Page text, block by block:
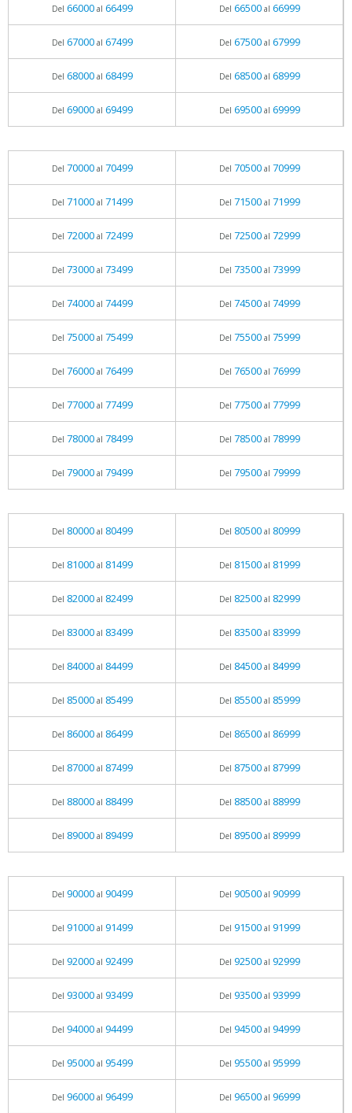
Del 66000al 66499 Del 66500al 66999
Del 67000al 67499 Del 67500al 67999
Del 68000al 68499 Del 68500al 68999
Del 69000al 69499 Del 69500al 69999
Del 70000al 70499 Del 70500al 70999
Del 71000al 71499 Del 71500al 71999
Del 72000al 72499 Del 72500al 72999
Del 73000al 73499 Del 73500al 73999
Del 74000al 74499 Del 74500al 74999
Del 75000al 75499 Del 75500al 75999
Del 76000al 76499 Del 76500al 76999
Del 77000al 77499 Del 77500al 77999
Del 78000al 78499 Del 78500al 78999
Del 79000al 79499 Del 79500al 79999
Del 80000al 80499 Del 80500al 80999
Del 81000al 81499 Del 81500al 81999
Del 82000al 82499 Del 82500al 82999
Del 83000al 83499 Del 83500al 83999
Del 84000al 84499 Del 84500al 84999
Del 85000al 85499 Del 85500al 85999
Del 86000al 86499 Del 86500al 86999
Del 87000al 87499 Del 87500al 87999
Del 88000al 88499 Del 88500al 88999
Del 89000al 89499 Del 89500al 89999
Del 90000al 90499 Del 90500al 90999
Del 91000al 91499 Del 91500al 91999
Del 92000al 92499 Del 92500al 92999
Del 93000al 93499 Del 93500al 93999
Del 94000al 94499 Del 94500al 94999
Del 95000al 95499 Del 95500al 95999
Del 96000al 96499 Del 96500al 96999